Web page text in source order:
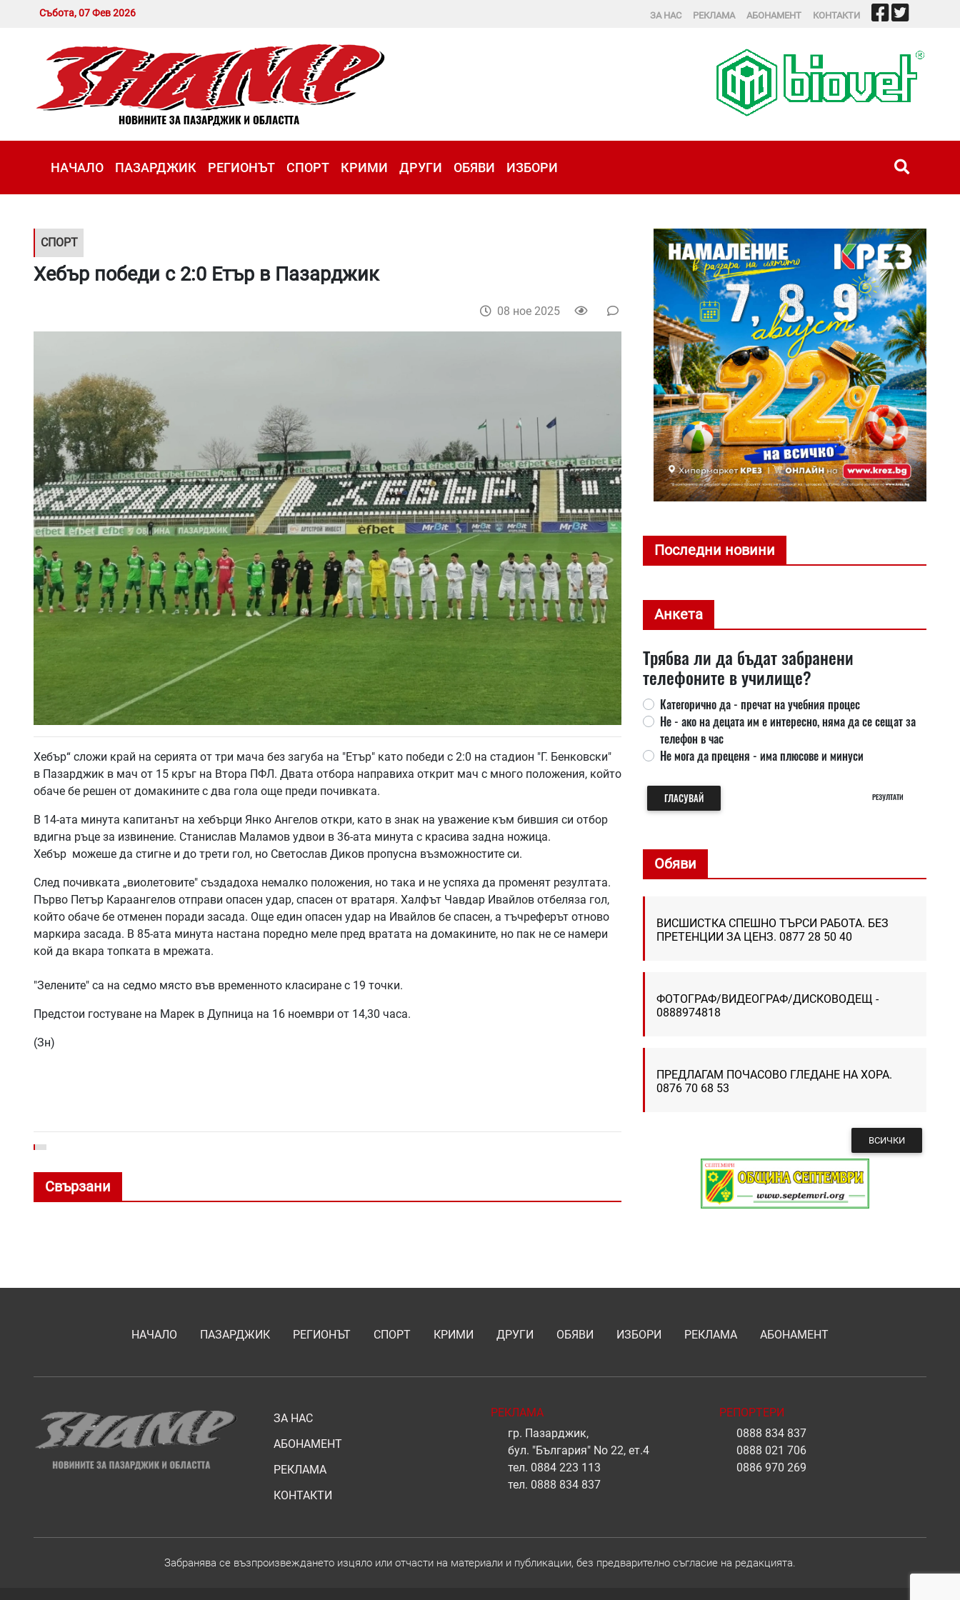
Събота, 07 Фев 2026 ЗА НАС РЕКЛАМА АБОНАМЕНТ КОНТАКТИ
НАЧАЛО ПАЗАРДЖИК РЕГИОНЪТ СПОРТ КРИМИ ДРУГИ ОБЯВИ ИЗБОРИ
СПОРТ
Хебър победи с 2:0 Етър в Пазарджик
08 ное 2025
Хебър“ сложи край на серията от три мача без загуба на "Етър" като победи с 2:0 на стадион "Г. Бенковски"
в Пазарджик в мач от 15 кръг на Втора ПФЛ. Двата отбора направиха открит мач с много положения, който
обаче бе решен от домакините с два гола още преди почивката.
В 14-ата минута капитанът на хебърци Янко Ангелов откри, като в знак на уважение към бившия си отбор
вдигна ръце за извинение. Станислав Маламов удвои в 36-ата минута с красива задна ножица.
Хебър можеше да стигне и до трети гол, но Светослав Диков пропусна възможностите си.
След почивката „виолетовите" създадоха немалко положения, но така и не успяха да променят резултата.
Първо Петър Караангелов отправи опасен удар, спасен от вратаря. Халфът Чавдар Ивайлов отбеляза гол,
който обаче бе отменен поради засада. Още един опасен удар на Ивайлов бе спасен, а тъчреферът отново
маркира засада. В 85-ата минута настана поредно меле пред вратата на домакините, но пак не се намери
кой да вкара топката в мрежата.
"Зелените" са на седмо място във временното класиране с 19 точки.
Предстои гостуване на Марек в Дупница на 16 ноември от 14,30 часа.
(Зн)
Свързани
Последни новини
Анкета
Трябва ли да бъдат забранени
телефоните в училище?
Категорично да - пречат на учебния процес
Не - ако на децата им е интересно, няма да се сещат за
телефон в час
Не мога да преценя - има плюсове и минуси
ГЛАСУВАЙ РЕЗУЛТАТИ
Обяви
ВИСШИСТКА СПЕШНО ТЪРСИ РАБОТА. БЕЗ
ПРЕТЕНЦИИ ЗА ЦЕНЗ. 0877 28 50 40
ФОТОГРАФ/ВИДЕОГРАФ/ДИСКОВОДЕЩ -
0888974818
ПРЕДЛАГАМ ПОЧАСОВО ГЛЕДАНЕ НА ХОРА.
0876 70 68 53
ВСИЧКИ
НАЧАЛО ПАЗАРДЖИК РЕГИОНЪТ СПОРТ КРИМИ ДРУГИ ОБЯВИ ИЗБОРИ РЕКЛАМА АБОНАМЕНТ
ЗА НАС
АБОНАМЕНТ
РЕКЛАМА
КОНТАКТИ
РЕКЛАМА
гр. Пазарджик,
бул. "България" No 22, ет.4
тел. 0884 223 113
тел. 0888 834 837
РЕПОРТЕРИ
0888 834 837
0888 021 706
0886 970 269
Забранява се възпроизвеждането изцяло или отчасти на материали и публикации, без предварително съгласие на редакцията.